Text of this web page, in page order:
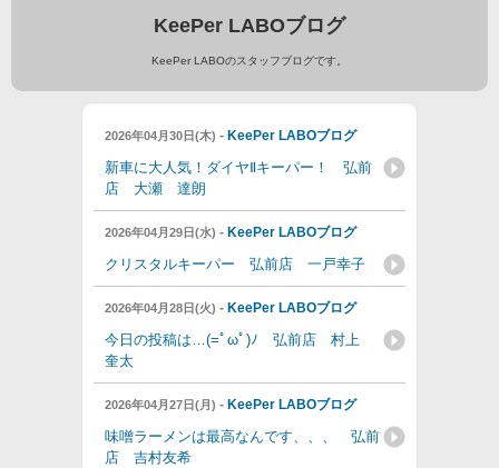
KeePer LABOブログ
KeePer LABOのスタッフブログです。
2026年04月30日(木) - KeePer LABOブログ
新車に大人気！ダイヤⅡキーパー！ 弘前
店 大瀬 達朗
2026年04月29日(水) - KeePer LABOブログ
クリスタルキーパー 弘前店 一戸幸子
2026年04月28日(火) - KeePer LABOブログ
今日の投稿は…(=ﾟωﾟ)ﾉ 弘前店 村上
奎太
2026年04月27日(月) - KeePer LABOブログ
味噌ラーメンは最高なんです、、、 弘前
店 吉村友希